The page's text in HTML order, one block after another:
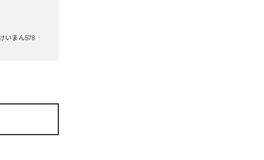
けいまん578